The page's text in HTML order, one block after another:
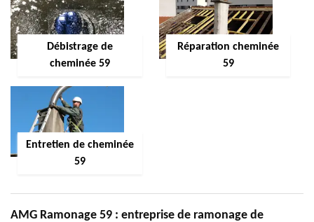
Débistrage de
cheminée 59
Réparation cheminée
59
Entretien de cheminée
59
AMG Ramonage 59 : entreprise de ramonage de